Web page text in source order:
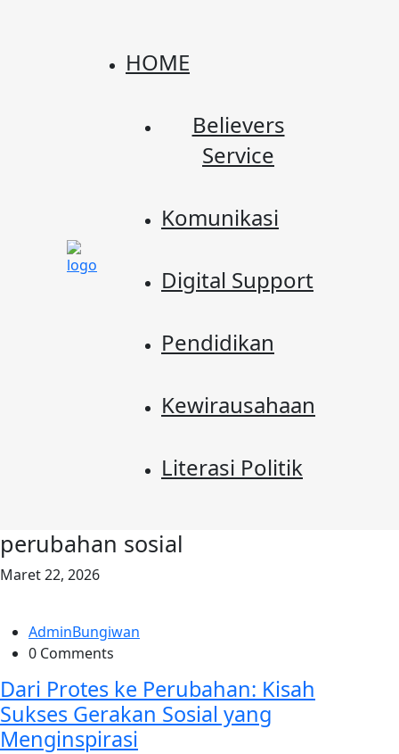
HOME
Believers
Service
Komunikasi
Digital Support
Pendidikan
Kewirausahaan
Literasi Politik
perubahan sosial
Maret 22, 2026
AdminBungiwan
0 Comments
Dari Protes ke Perubahan: Kisah
Sukses Gerakan Sosial yang
Menginspirasi